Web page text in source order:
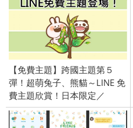
【免費主題】跨國主題第５
彈！超萌兔子、熊貓～LINE 免
費主題欣賞！日本限定／
OpenVPN 跨區、加好友／
2015/10/15